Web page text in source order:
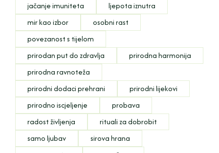
jačanje imuniteta
ljepota iznutra
mir kao izbor
osobni rast
povezanost s tijelom
prirodan put do zdravlja
prirodna harmonija
prirodna ravnoteža
prirodni dodaci prehrani
prirodni lijekovi
prirodno iscjeljenje
probava
radost življenja
rituali za dobrobit
samo ljubav
sirova hrana